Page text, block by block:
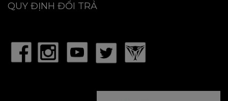
QUY ĐỊNH ĐỔI TRẢ